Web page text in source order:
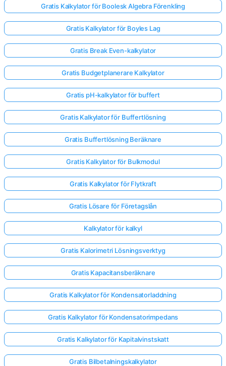
Gratis Kalkylator för Boolesk Algebra Förenkling
Gratis Kalkylator för Boyles Lag
Gratis Break Even-kalkylator
Gratis Budgetplanerare Kalkylator
Gratis pH-kalkylator för buffert
Gratis Kalkylator för Buffertlösning
Gratis Buffertlösning Beräknare
Gratis Kalkylator för Bulkmodul
Gratis Kalkylator för Flytkraft
Gratis Lösare för Företagslån
Kalkylator för kalkyl
Gratis Kalorimetri Lösningsverktyg
Gratis Kapacitansberäknare
Gratis Kalkylator för Kondensatorladdning
Gratis Kalkylator för Kondensatorimpedans
Gratis Kalkylator för Kapitalvinstskatt
Gratis Bilbetalningskalkylator